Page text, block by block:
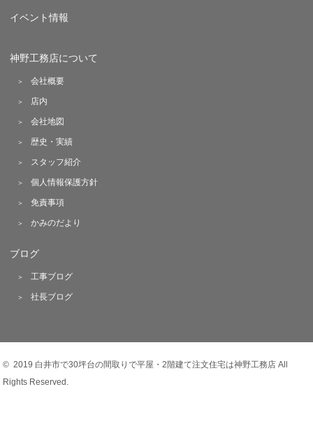
イベント情報
神野工務店について
会社概要
店内
会社地図
歴史・実績
スタッフ紹介
個人情報保護方針
免責事項
かみのだより
ブログ
工事ブログ
社長ブログ
© 2019 白井市で30坪台の間取りで平屋・2階建て注文住宅は神野工務店 All
Rights Reserved.